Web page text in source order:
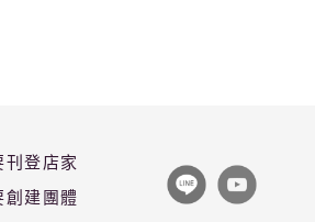
刊登店家
創建團體